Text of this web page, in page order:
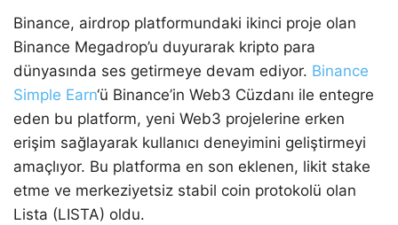
Binance, airdrop platformundaki ikinci proje olan
Binance Megadrop’u duyurarak kripto para
dünyasında ses getirmeye devam ediyor. Binance
Simple Earn‘ü Binance’in Web3 Cüzdanı ile entegre
eden bu platform, yeni Web3 projelerine erken
erişim sağlayarak kullanıcı deneyimini geliştirmeyi
amaçlıyor. Bu platforma en son eklenen, likit stake
etme ve merkeziyetsiz stabil coin protokolü olan
Lista (LISTA) oldu.